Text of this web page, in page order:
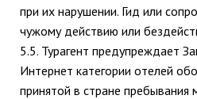
при их нарушении. Гид или
чужому действию или
5.5. Турагент предупреждает
Интернет категории отелей
принятой в стране пребывания